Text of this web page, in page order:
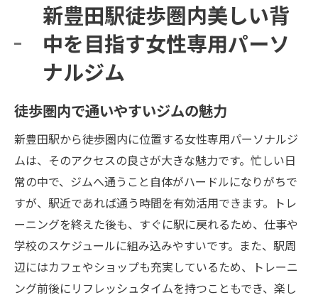
新豊田駅徒歩圏内美しい背
中を目指す女性専用パーソ
ナルジム
徒歩圏内で通いやすいジムの魅力
新豊田駅から徒歩圏内に位置する女性専用パーソナルジ
ムは、そのアクセスの良さが大きな魅力です。忙しい日
常の中で、ジムへ通うこと自体がハードルになりがちで
すが、駅近であれば通う時間を有効活用できます。トレ
ーニングを終えた後も、すぐに駅に戻れるため、仕事や
学校のスケジュールに組み込みやすいです。また、駅周
辺にはカフェやショップも充実しているため、トレーニ
ング前後にリフレッシュタイムを持つこともでき、楽し